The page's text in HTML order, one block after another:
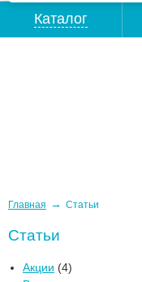
Каталог
Главная → Статьи
Статьи
Акции (4)